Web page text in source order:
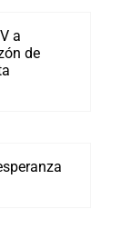
a
de